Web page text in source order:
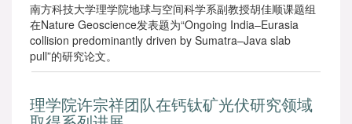
南方科技大学理学院地球与空间科学系副教授胡佳顺课题组
在Nature Geoscience发表题为“Ongoing India–Eurasia
collision predominantly driven by Sumatra–Java slab
pull”的研究论文。
理学院许宗祥团队在钙钛矿光伏研究领域